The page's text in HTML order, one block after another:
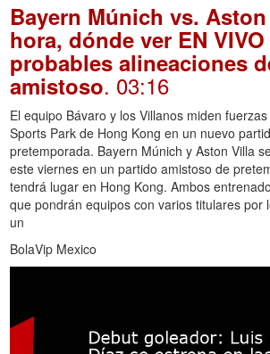
Bayern Múnich vs.
hora, dónde ver EN
probables alineaciones
amistoso. 03:16
El equipo Bávaro y los Villanos miden
Sports Park de Hong Kong en un nuevo
pretemporada. Bayern Múnich y Aston Villa
este viernes en un partido amistoso de
tendrá lugar en Hong Kong. Ambos
que pondrán equipos con varios titulares por
un
BolaVip Mexico